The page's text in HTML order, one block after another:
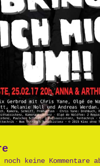
keine Kommentare